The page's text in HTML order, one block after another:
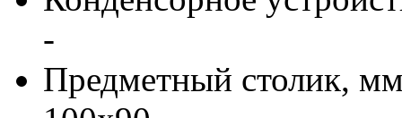
-
Предметный столик,